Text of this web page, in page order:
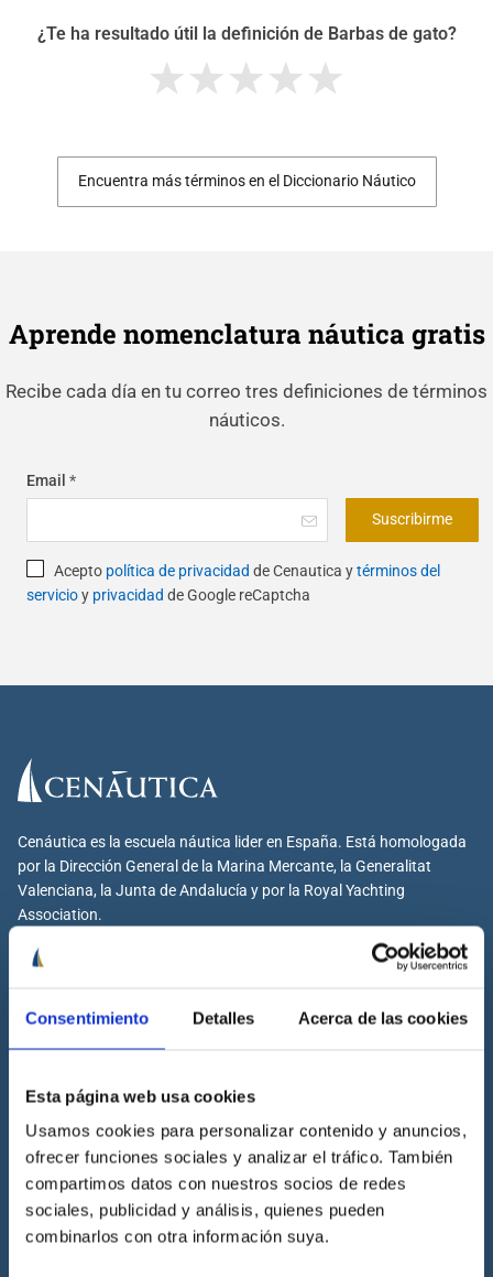
Consentimiento Detalles Acerca de las cookies
Esta página web usa cookies
Usamos cookies para personalizar contenido y anuncios,
ofrecer funciones sociales y analizar el tráfico. También
compartimos datos con nuestros socios de redes
sociales, publicidad y análisis, quienes pueden
combinarlos con otra información suya.
¿Te ha resultado útil la definición de Barbas de gato?
Encuentra más términos en el Diccionario Náutico
Aprende nomenclatura náutica gratis
Recibe cada día en tu correo tres definiciones de términos
náuticos.
Email *
Suscribirme
Acepto política de privacidad de Cenautica ytérminos del
servicioy privacidad de Google reCaptcha
Cenáutica es la escuela náutica lider en España. Está homologada
por la Dirección General de la Marina Mercante, la Generalitat
Valenciana, la Junta de Andalucía y por la Royal Yachting
Association.
Cenáutica
Escuela náutica virtual
Contacta con Cenáutica
Historia de Cenáutica
Trabaja con Cenáutica
Sala de prensa